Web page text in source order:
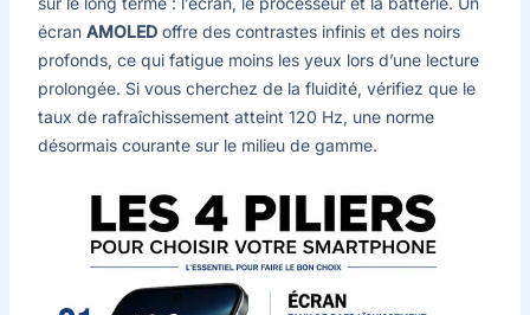
écran AMOLEDoffre des contrastes infinis et des noirs
profonds, ce qui fatigue moins les yeux lors d’une lecture
prolongée. Si vous cherchez de la fluidité, vérifiez que le
taux de rafraîchissement atteint 120 Hz, une norme
désormais courante sur le milieu de gamme.